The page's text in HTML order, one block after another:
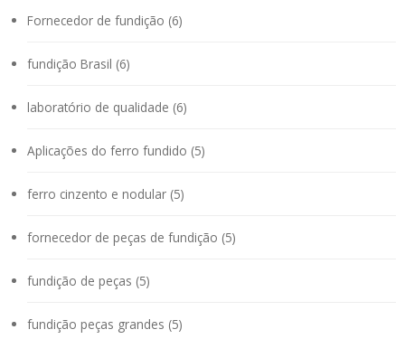
Fornecedor de fundição (6)
fundição Brasil (6)
laboratório de qualidade (6)
Aplicações do ferro fundido (5)
ferro cinzento e nodular (5)
fornecedor de peças de fundição (5)
fundição de peças (5)
fundição peças grandes (5)